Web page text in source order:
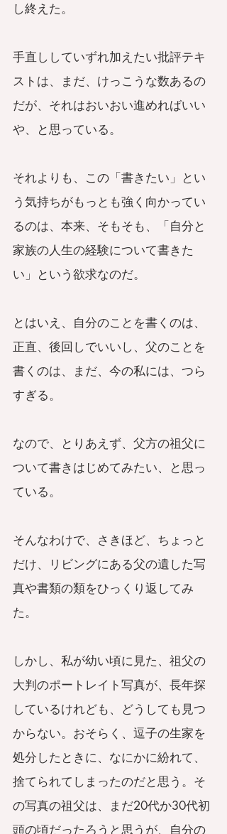
し終えた。
手直ししていずれ加えたい批評テキ
ストは、まだ、けっこうな数あるの
だが、それはおいおい進めればいい
や、と思っている。
それよりも、この「書きたい」とい
う気持ちがもっとも強く向かってい
るのは、本来、そもそも、「自分と
家族の人生の経験について書きた
い」という欲求なのだ。
とはいえ、自分のことを書くのは、
正直、後回しでいいし、父のことを
書くのは、まだ、今の私には、つら
すぎる。
なので、とりあえず、父方の祖父に
ついて書きはじめてみたい、と思っ
ている。
そんなわけで、さきほど、ちょっと
だけ、リビングにある父の遺した写
真や書類の類をひっくり返してみ
た。
しかし、私が幼い頃に見た、祖父の
大判のポートレイト写真が、長年探
しているけれども、どうしても見つ
からない。おそらく、逗子の生家を
処分したときに、なにかに紛れて、
捨てられてしまったのだと思う。そ
の写真の祖父は、まだ20代か30代初
頭の頃だったろうと思うが、自分の